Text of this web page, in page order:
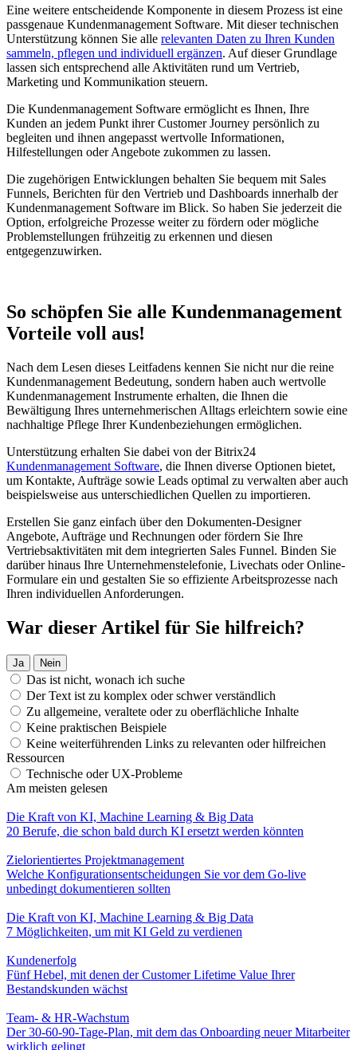
Eine weitere entscheidende Komponente in diesem Prozess ist eine
passgenaue Kundenmanagement Software. Mit dieser technischen
Unterstützung können Sie alle relevanten Daten zu Ihren Kunden
sammeln, pflegen und individuell ergänzen. Auf dieser Grundlage
lassen sich entsprechend alle Aktivitäten rund um Vertrieb,
Marketing und Kommunikation steuern.
Die Kundenmanagement Software ermöglicht es Ihnen, Ihre
Kunden an jedem Punkt ihrer Customer Journey persönlich zu
begleiten und ihnen angepasst wertvolle Informationen,
Hilfestellungen oder Angebote zukommen zu lassen.
Die zugehörigen Entwicklungen behalten Sie bequem mit Sales
Funnels, Berichten für den Vertrieb und Dashboards innerhalb der
Kundenmanagement Software im Blick. So haben Sie jederzeit die
Option, erfolgreiche Prozesse weiter zu fördern oder mögliche
Problemstellungen frühzeitig zu erkennen und diesen
entgegenzuwirken.
So schöpfen Sie alle Kundenmanagement
Vorteile voll aus!
Nach dem Lesen dieses Leitfadens kennen Sie nicht nur die reine
Kundenmanagement Bedeutung, sondern haben auch wertvolle
Kundenmanagement Instrumente erhalten, die Ihnen die
Bewältigung Ihres unternehmerischen Alltags erleichtern sowie eine
nachhaltige Pflege Ihrer Kundenbeziehungen ermöglichen.
Unterstützung erhalten Sie dabei von der Bitrix24
Kundenmanagement Software, die Ihnen diverse Optionen bietet,
um Kontakte, Aufträge sowie Leads optimal zu verwalten aber auch
beispielsweise aus unterschiedlichen Quellen zu importieren.
Erstellen Sie ganz einfach über den Dokumenten-Designer
Angebote, Aufträge und Rechnungen oder fördern Sie Ihre
Vertriebsaktivitäten mit dem integrierten Sales Funnel. Binden Sie
darüber hinaus Ihre Unternehmenstelefonie, Livechats oder Online-
Formulare ein und gestalten Sie so effiziente Arbeitsprozesse nach
Ihren individuellen Anforderungen.
War dieser Artikel für Sie hilfreich?
Ja Nein
Das ist nicht, wonach ich suche
Der Text ist zu komplex oder schwer verständlich
Zu allgemeine, veraltete oder zu oberflächliche Inhalte
Keine praktischen Beispiele
Keine weiterführenden Links zu relevanten oder hilfreichen
Ressourcen
Technische oder UX-Probleme
Am meisten gelesen
Die Kraft von KI, Machine Learning & Big Data
20 Berufe, die schon bald durch KI ersetzt werden könnten
Zielorientiertes Projektmanagement
Welche Konfigurationsentscheidungen Sie vor dem Go-live
unbedingt dokumentieren sollten
Die Kraft von KI, Machine Learning & Big Data
7 Möglichkeiten, um mit KI Geld zu verdienen
Kundenerfolg
Fünf Hebel, mit denen der Customer Lifetime Value Ihrer
Bestandskunden wächst
Team- & HR-Wachstum
Der 30-60-90-Tage-Plan, mit dem das Onboarding neuer Mitarbeiter
wirklich gelingt